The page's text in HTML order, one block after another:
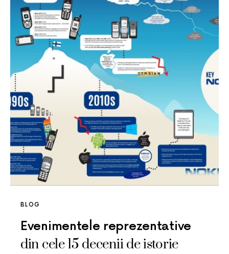
BLOG
Evenimentele reprezentative
din cele 15 decenii de istorie